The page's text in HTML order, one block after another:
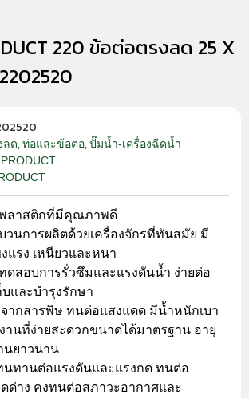
220 ข้อต่อตรงลด 25 X
ลด,ท่อและข้อต่อ,ปั๊มน้ำ-เครื่องฉีดน้ำ
ลาสติกที่มีคุณภาพดี
วนการผลิตด้วยเครื่องจักรที่ทันสมัย มี
แรง เหนียวและหนา
ดสอบการรั่วซึมและแรงดันน้ำ ง่ายต่อ
บและบำรุงรักษา
ากสารพิษ ทนต่อแสงแดด มีน้ำหนักเบา
านที่ง่ายสะดวกขนาดได้มาตรฐาน อายุ
นยาวนาน
ทานต่อแรงดันและแรงกด ทนต่อ
ด่าง คงทนต่อสภาวะอากาศและ